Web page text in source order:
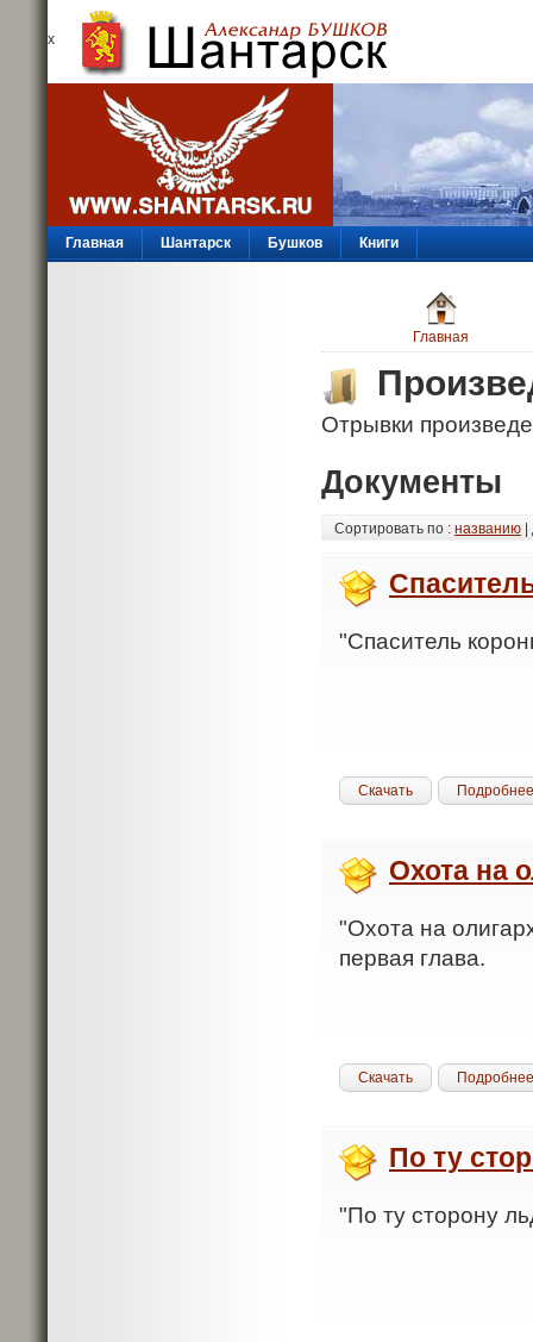
х
Главная Шантарск Бушков Книги
Главная
Отрывки
Документы
Сортировать по : названию
"Спаситель
Скачать Подробнее
Охота на
"Охота на
первая глава.
Скачать Подробнее
По ту
"По ту сторону